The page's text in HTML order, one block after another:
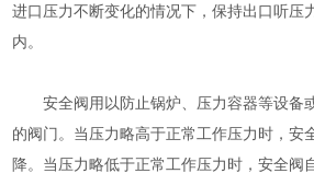
进口压力不断变化的情况下，保持出口听压
内。
安全阀用以防止锅炉、压力容器等设备
的阀门。当压力略高于正常工作压力时，安
降。当压力略低于正常工作压力时，安全阀